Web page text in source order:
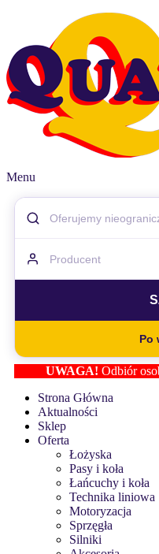
Menu
Po
UWAGA!Odbiór
Strona Główna
Aktualności
Sklep
Oferta
Łożyska
Pasy i koła
Łańcuchy i koła
Technika liniowa
Motoryzacja
Sprzęgła
Silniki